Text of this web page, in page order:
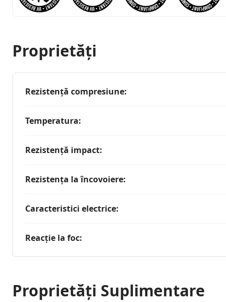
Proprietăți
Rezistență compresiune:
Temperatura:
Rezistență impact:
Rezistența la încovoiere:
Caracteristici electrice:
Reacție la foc:
Proprietăți Suplimentare